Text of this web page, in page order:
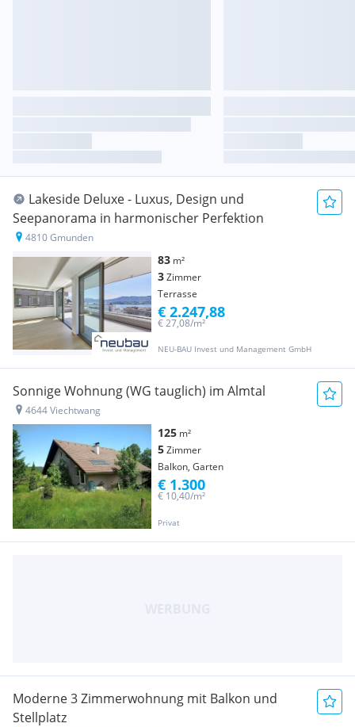
Lakeside Deluxe - Luxus, Design und
Seepanorama in harmonischer Perfektion
4810 Gmunden
83 m²
3Zimmer
Terrasse
NEU-BAU Invest und Management GmbH
€ 27,08/m²
€ 2.247,88
Sonnige Wohnung (WG tauglich) im Almtal
4644 Viechtwang
125 m²
5Zimmer
Balkon, Garten
Privat
€ 10,40/m²
€ 1.300
Moderne 3 Zimmerwohnung mit Balkon und
Stellplatz